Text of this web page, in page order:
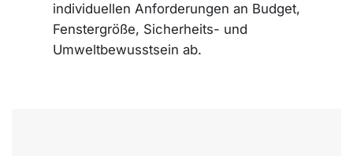
individuellen Anforderungen an Budget,
Fenstergröße, Sicherheits- und
Umweltbewusstsein ab.